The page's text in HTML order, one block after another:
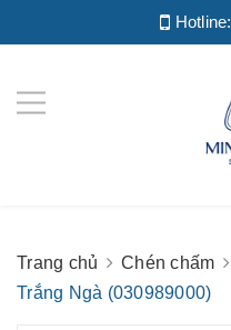
Hotline:
Trang chủ Chén chấm
Trắng Ngà (030989000)